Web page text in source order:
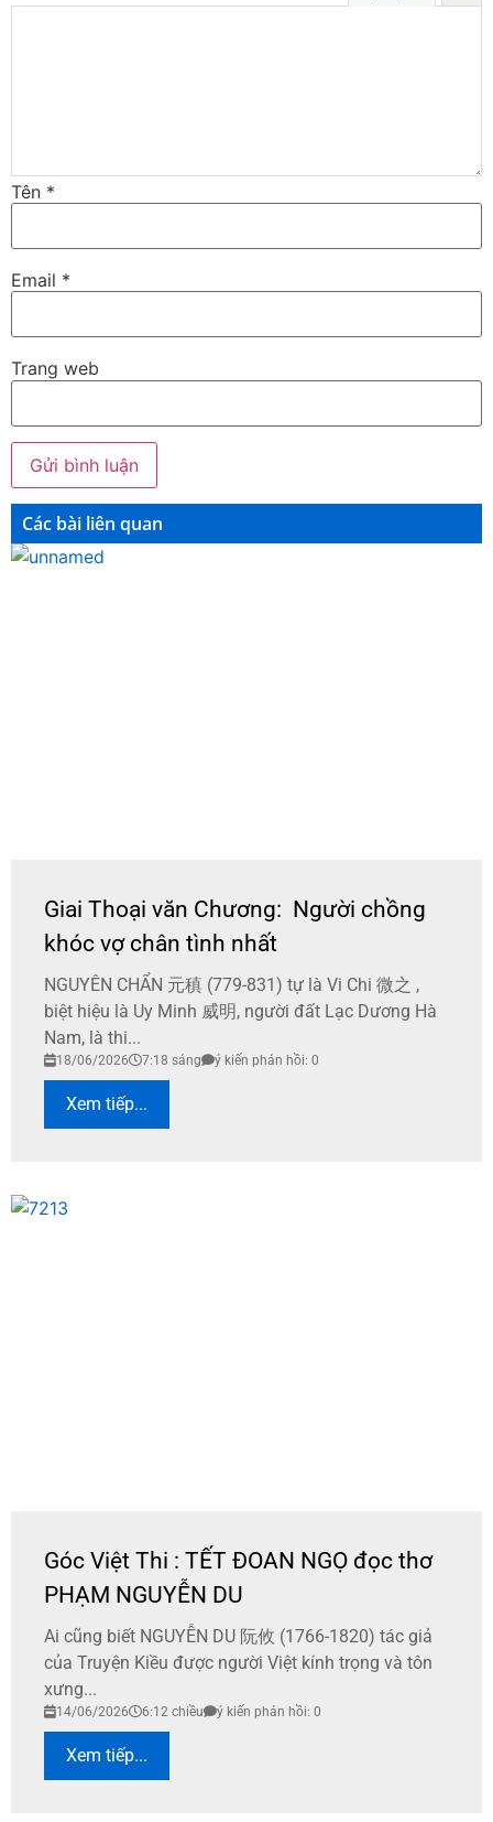
Tên *
Email *
Trang web
Các bài liên quan
Giai Thoại văn Chương: Người chồng
khóc vợ chân tình nhất
NGUYÊN CHẨN 元稹 (779-831) tự là Vi Chi 微之 ,
biệt hiệu là Uy Minh 威明, người đất Lạc Dương Hà
Nam, là thi...
18/06/2026 7:18 sáng ý kiến phản hồi: 0
Xem tiếp...
Góc Việt Thi : TẾT ĐOAN NGỌ đọc thơ
PHẠM NGUYỄN DU
Ai cũng biết NGUYỄN DU 阮攸 (1766-1820) tác giả
của Truyện Kiều được người Việt kính trọng và tôn
xưng...
14/06/2026 6:12 chiều ý kiến phản hồi: 0
Xem tiếp...